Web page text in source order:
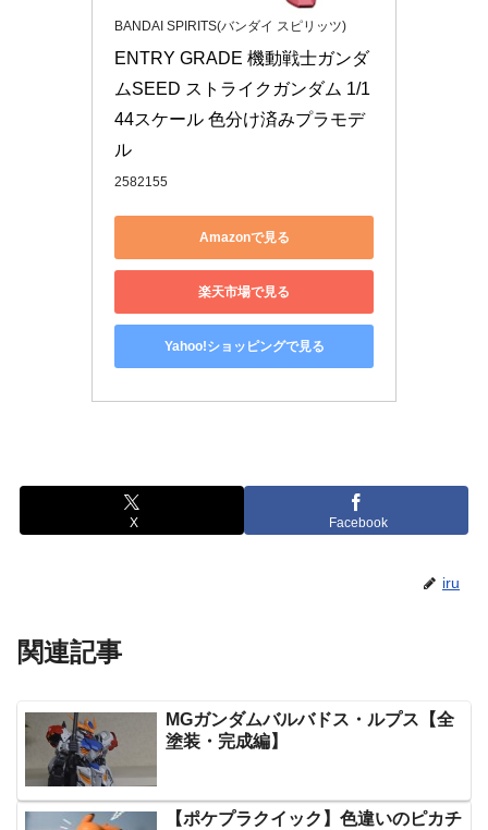
BANDAI SPIRITS(バンダイ スピリッツ)
ENTRY GRADE 機動戦士ガンダ
ムSEED ストライクガンダム 1/1
44スケール 色分け済みプラモデ
ル
2582155
Amazonで見る
楽天市場で見る
Yahoo!ショッピングで見る
X Facebook
iru
関連記事
MGガンダムバルバドス・ルプス【全
塗装・完成編】
【ポケプラクイック】色違いのピカチ